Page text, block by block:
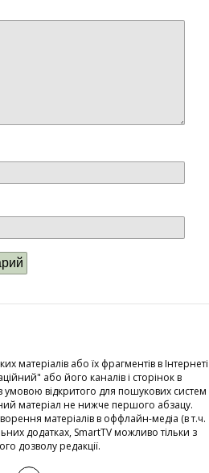
матеріалів або їх фрагментів в Інтернеті
або його каналів і сторінок в
відкритого для пошукових систем
матеріал не нижче першого абзацу.
матеріалів в оффлайн-медіа (в т.ч.
додатках, SmartTV можливо тільки з
дозволу редакції.